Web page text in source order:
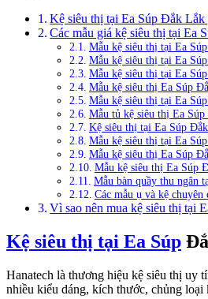
Kệ siêu thị tại Ea Súp Đắk Lắk
Các mẫu giá kệ siêu thị tại Ea
Mẫu kệ siêu thị tại Ea
Mẫu kệ siêu thị tại Ea
Mẫu kệ siêu thị tại Ea
Mẫu kệ siêu thị Ea Súp
Mẫu kệ siêu thị tại Ea
Mẫu tủ kệ siêu thị Ea
Kệ siêu thị tại Ea Súp
Mẫu kệ siêu thị tại Ea
Mẫu kệ siêu thị Ea Súp
Mẫu kệ siêu thị Ea Súp
Mẫu bàn quầy thu ngân
Các mẫu ụ và kệ chuyên
Vì sao nên mua kệ siêu thị tại
Kệ siêu thị tại Ea Súp
Hanatech là thương hiệu kệ siêu thị uy
nhiều kiểu dáng, kích thước, chủng loại